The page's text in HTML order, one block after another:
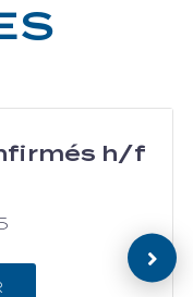
h/f